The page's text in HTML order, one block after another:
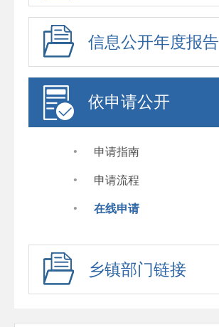
信息公开年度报告
依申请公开
· 申请指南
· 申请流程
· 在线申请
乡镇部门链接